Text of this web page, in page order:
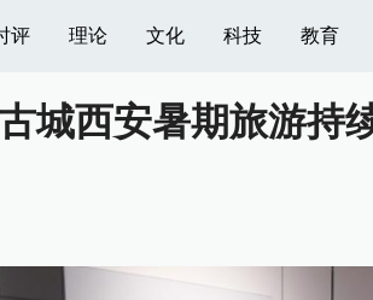
评 理论 文化 科技 教育
城西安暑期旅游持